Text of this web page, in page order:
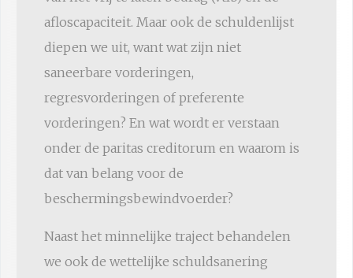
afloscapaciteit. Maar ook de schuldenlijst
diepen we uit, want wat zijn niet
saneerbare vorderingen,
regresvorderingen of preferente
vorderingen? En wat wordt er verstaan
onder de paritas creditorum en waarom is
dat van belang voor de
beschermingsbewindvoerder?
Naast het minnelijke traject behandelen
we ook de wettelijke schuldsanering